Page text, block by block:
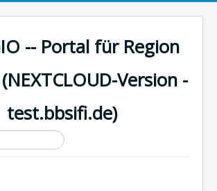
-- Portal für Region
Version -
test.bbsifi.de)